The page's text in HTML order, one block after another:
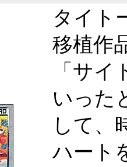
タイト
移植作
「サ
いった
して、
ハート